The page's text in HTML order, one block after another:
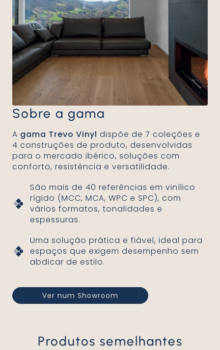
Sobre a gama
gama Trevo Vinyl dispõe de 7 coleções e
4 construções de produto, desenvolvidas
para o mercado ibérico, soluções com
conforto, resistência e versatilidade.
São mais de 40 referências em vinílico
rígido (MCC, MCA, WPC e SPC), com
vários formatos, tonalidades e
espessuras.
Uma solução prática e fiável, ideal para
espaços que exigem desempenho sem
abdicar de estilo.
Ver num Showroom
Produtos semelhantes